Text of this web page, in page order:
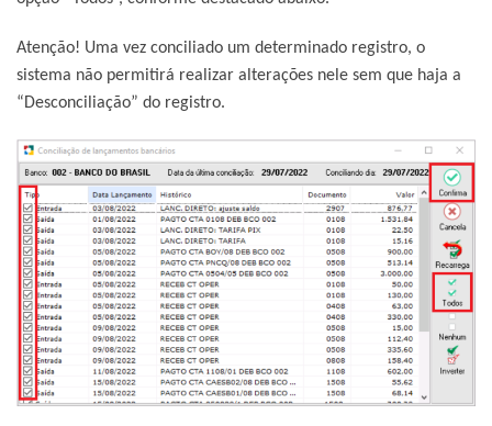
Atenção! Uma vez conciliado um determinado registro, o
sistema não permitirá realizar alterações nele sem que haja a
“Desconciliação” do registro.